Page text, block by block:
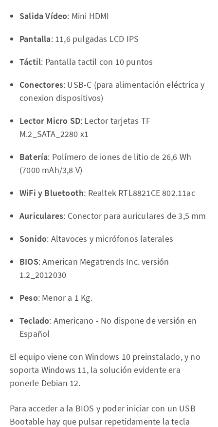
Salida Vídeo: Mini HDMI
Pantalla: 11,6 pulgadas LCD IPS
Táctil: Pantalla tactil con 10 puntos
Conectores: USB-C (para alimentación eléctrica y
conexion dispositivos)
Lector Micro SD: Lector tarjetas TF
M.2_SATA_2280 x1
Batería: Polímero de iones de litio de 26,6 Wh
(7000 mAh/3,8 V)
WiFi y Bluetooth: Realtek RTL8821CE 802.11ac
Auriculares: Conector para auriculares de 3,5 mm
Sonido: Altavoces y micrófonos laterales
BIOS: American Megatrends Inc. versión
1.2_2012030
Peso: Menor a 1 Kg.
Teclado: Americano - No dispone de versión en
Español
El equipo viene con Windows 10 preinstalado, y no
soporta Windows 11, la solución evidente era
ponerle Debian 12.
Para acceder a la BIOS y poder iniciar con un USB
Bootable hay que pulsar repetidamente la tecla